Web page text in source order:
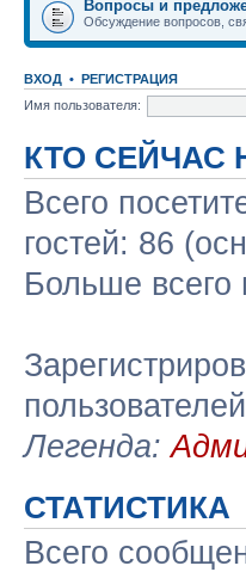
Вопросы и
Обсуждение вопросов,
ВХОД • РЕГИСТРАЦИЯ
Имя пользователя:
КТО СЕЙЧАС
Всего
гостей: 86
Больше всего
пользователей
Легенда:
СТАТИСТИКА
Всего